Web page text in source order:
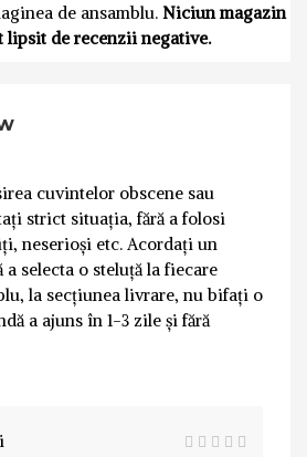
de ansamblu. Niciun magazin
lipsit de recenzii negative.
cuvintelor obscene sau
strict situația, fără a folosi
neserioși etc. Acordați un
selecta o steluță la fiecare
la secțiunea livrare, nu bifați o
a ajuns în 1-3 zile și fără